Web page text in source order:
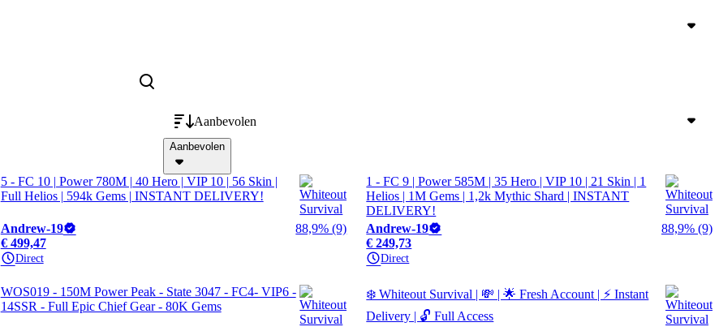
Aanbevolen
Aanbevolen
5 - FC 10 | Power 780M | 40 Hero | VIP 10 | 56 Skin |
Full Helios | 594k Gems | INSTANT DELIVERY!
Andrew-19
88,9% (9)
€ 499,47
Direct
1 - FC 9 | Power 585M | 35 Hero | VIP 10 | 21 Skin | 1
Helios | 1M Gems | 1,2k Mythic Shard | INSTANT
DELIVERY!
Andrew-19
88,9% (9)
€ 249,73
Direct
WOS019 - 150M Power Peak - State 3047 - FC4- VIP6 -
14SSR - Full Epic Chief Gear - 80K Gems
❄️ Whiteout Survival | 💸 | 🌟 Fresh Account | ⚡ Instant
Delivery | 🔓 Full Access